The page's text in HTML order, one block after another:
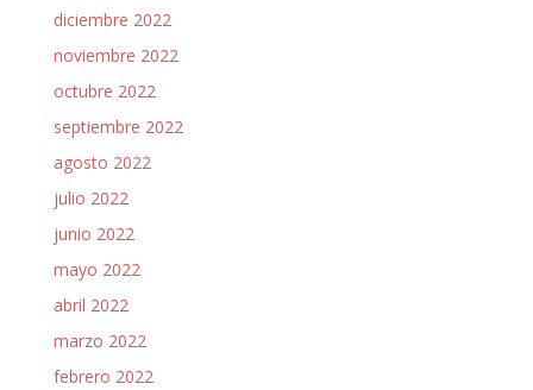
diciembre 2022
noviembre 2022
octubre 2022
septiembre 2022
agosto 2022
julio 2022
junio 2022
mayo 2022
abril 2022
marzo 2022
febrero 2022